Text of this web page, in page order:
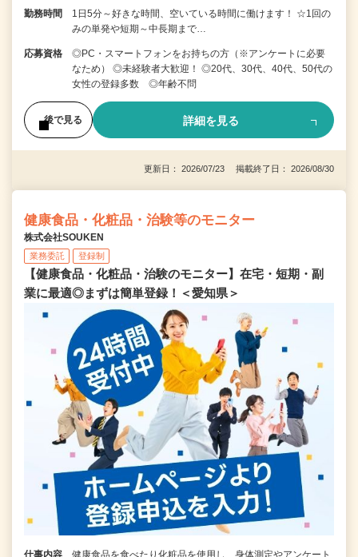
勤務時間
1日5分～好きな時間、空いている時間に働けます！ ☆1回の
みの単発や短期～中長期まで…
応募資格
◎PC・スマートフォンをお持ちの方（※アンケートに必要
なため） ◎未経験者大歓迎！ ◎20代、30代、40代、50代の
女性の登録多数 ◎年齢不問
後で見る 詳細を見る
更新日： 2026/07/23 掲載終了日： 2026/08/30
健康食品・化粧品・治験等のモニター
株式会社SOUKEN
業務委託 登録制
【健康食品・化粧品・治験のモニター】在宅・短期・副
業に最適◎まずは簡単登録！＜愛知県＞